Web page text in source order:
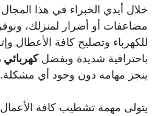
خلال أيدي الخبراء في هذا
مضاعفات أو أضرار لمنزلك، ونوفر
للكهرباء وتصليح كافة الأعطال
باحترافية شديدة وبفضلكهربائي
ينجز مهامه دون وجود أي مشكلة.
يتولى مهمة تشطيب كافة الأعمال